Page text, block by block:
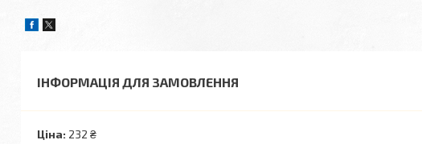
ІНФОРМАЦІЯ ДЛЯ ЗАМОВЛЕННЯ
Ціна: 232 ₴